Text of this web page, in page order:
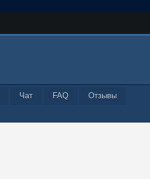
Чат FAQ
Отзывы